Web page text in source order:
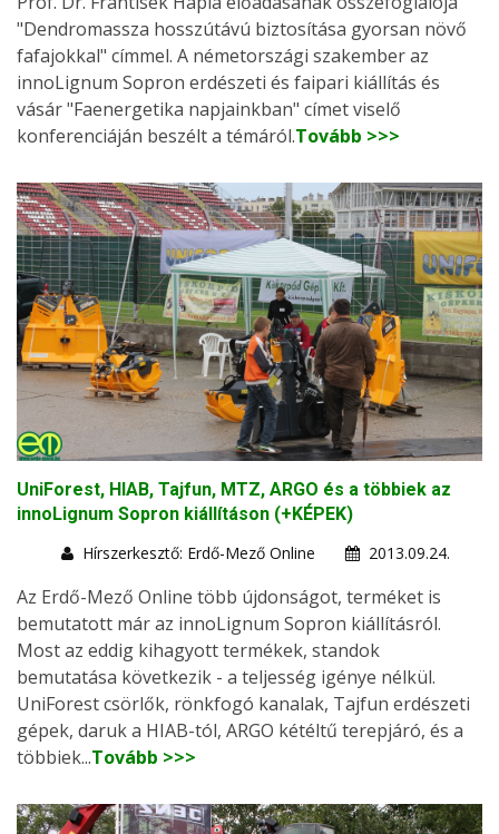
"Dendromassza hosszútávú biztosítása gyorsan növő
fafajokkal" címmel. A németországi szakember az
innoLignum Sopron erdészeti és faipari kiállítás és
vásár "Faenergetika napjainkban" címet viselő
konferenciáján beszélt a témáról.Tovább >>>
UniForest, HIAB, Tajfun, MTZ, ARGO és a többiek az
innoLignum Sopron kiállításon (+KÉPEK)
Hírszerkesztő: Erdő-Mező Online
2013.09.24.
Az Erdő-Mező Online több újdonságot, terméket is
bemutatott már az innoLignum Sopron kiállításról.
Most az eddig kihagyott termékek, standok
bemutatása következik - a teljesség igénye nélkül.
UniForest csörlők, rönkfogó kanalak, Tajfun erdészeti
gépek, daruk a HIAB-tól, ARGO kétéltű terepjáró, és a
többiek...Tovább >>>